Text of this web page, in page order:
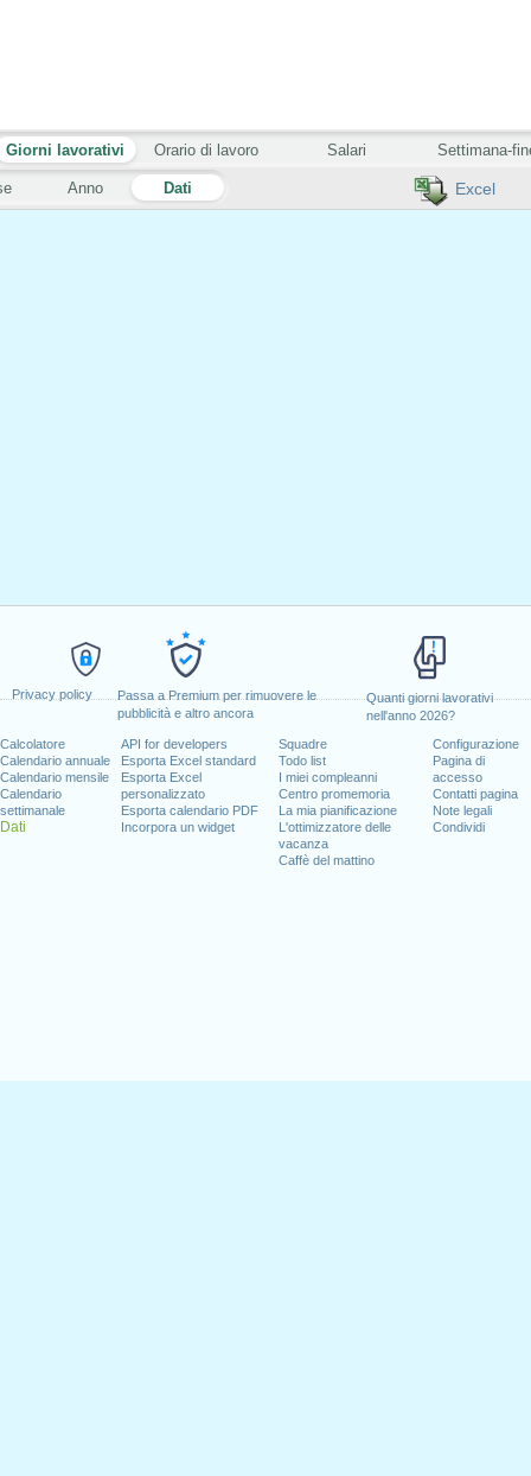
Privacy policy
Passa a Premium per rimuovere le
pubblicità e altro ancora
Quanti giorni lavorativi
nell'anno 2026?
Calcolatore
Calendario annuale
Calendario mensile
Calendario
settimanale
Dati
API for developers
Esporta Excel standard
Esporta Excel
personalizzato
Esporta calendario PDF
Incorpora un widget
Squadre
Todo list
I miei compleanni
Centro promemoria
La mia pianificazione
L'ottimizzatore delle
vacanza
Caffè del mattino
Configurazione
Pagina di
accesso
Contatti pagina
Note legali
Condividi
Excel
Anno Dati
Giorni lavorativi Orario di lavoro Salari Settimana-